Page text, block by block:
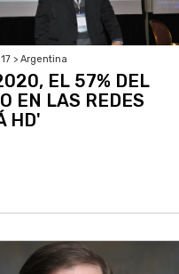
> Argentina
EL 57% DEL
EN LAS REDES
HD'